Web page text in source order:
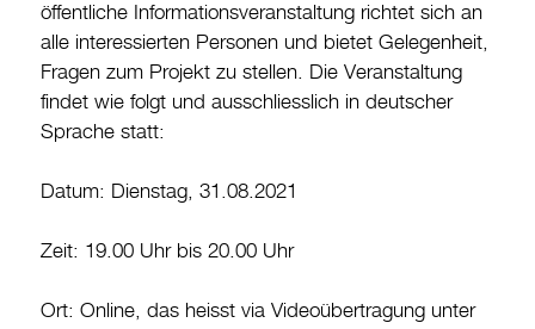
Home
Öffnungszeiten & Kontakt
Veranstaltungskalender
Drucken
öffentliche Informationsveranstaltung richtet sich an
alle interessierten Personen und bietet Gelegenheit,
Fragen zum Projekt zu stellen. Die Veranstaltung
findet wie folgt und ausschliesslich in deutscher
Sprache statt:
Datum: Dienstag, 31.08.2021
Zeit: 19.00 Uhr bis 20.00 Uhr
Ort: Online, das heisst via Videoübertragung unter